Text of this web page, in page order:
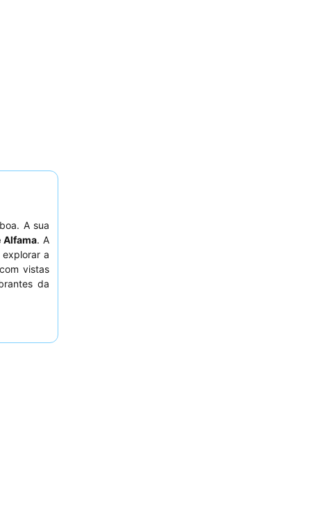
A sua
Alfama. A
a
com vistas
da